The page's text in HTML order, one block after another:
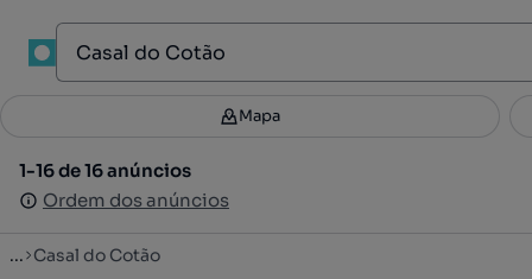
Filtros 2
1-16 de 16 anúncios
Ordem dos anúncios
Mapa
1-16 de 16 anúncios
Ordem dos anúncios
... Casal do Cotão